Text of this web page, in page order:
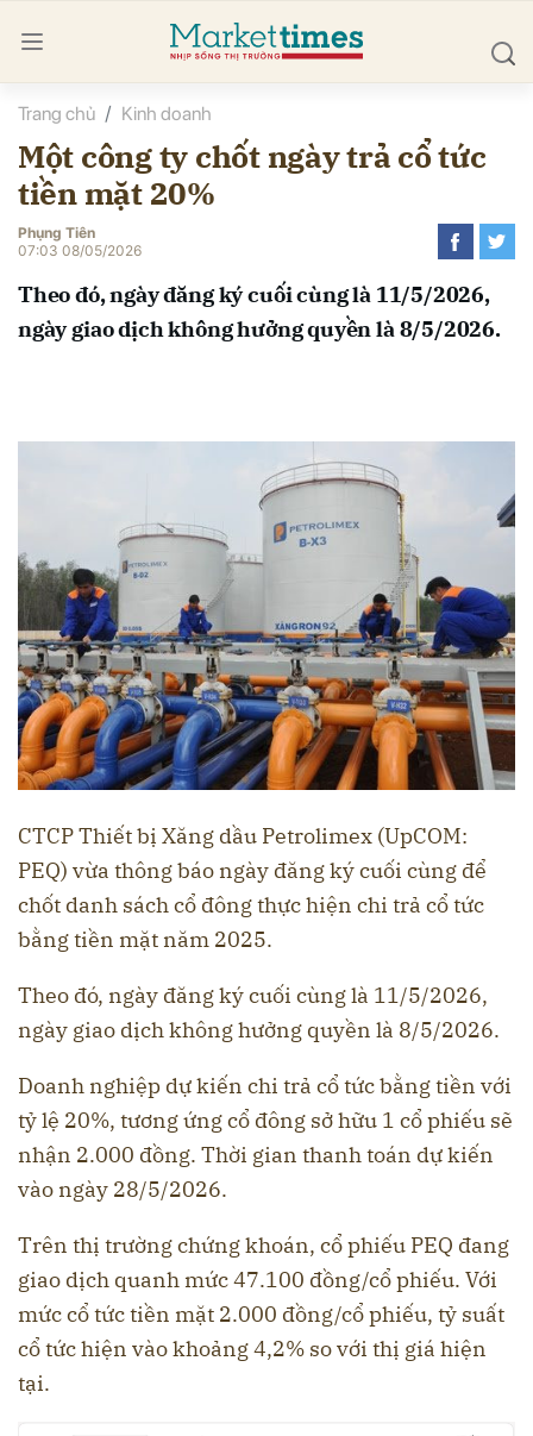
Trang chủ Kinh doanh
Một công ty chốt ngày trả cổ tức
tiền mặt 20%
Phụng Tiên
07:03 08/05/2026
Theo đó, ngày đăng ký cuối cùng là 11/5/2026,
ngày giao dịch không hưởng quyền là 8/5/2026.
CTCP Thiết bị Xăng dầu Petrolimex (UpCOM:
PEQ) vừa thông báo ngày đăng ký cuối cùng để
chốt danh sách cổ đông thực hiện chi trả cổ tức
bằng tiền mặt năm 2025.
Theo đó, ngày đăng ký cuối cùng là 11/5/2026,
ngày giao dịch không hưởng quyền là 8/5/2026.
Doanh nghiệp dự kiến chi trả cổ tức bằng tiền với
tỷ lệ 20%, tương ứng cổ đông sở hữu 1 cổ phiếu sẽ
nhận 2.000 đồng. Thời gian thanh toán dự kiến
vào ngày 28/5/2026.
Trên thị trường chứng khoán, cổ phiếu PEQ đang
giao dịch quanh mức 47.100 đồng/cổ phiếu. Với
mức cổ tức tiền mặt 2.000 đồng/cổ phiếu, tỷ suất
cổ tức hiện vào khoảng 4,2% so với thị giá hiện
tại.
luận